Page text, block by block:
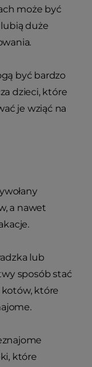
może być
duże
być bardzo
dzieci, które
je wziąć na
a nawet
lub
sposób stać
które
które